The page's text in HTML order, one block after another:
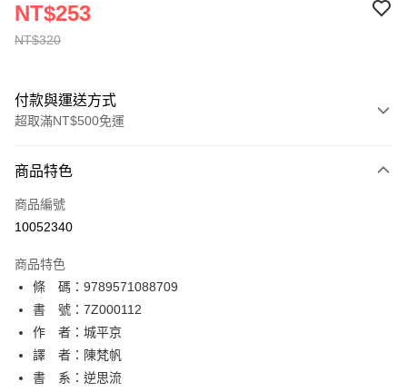
NT$320
NT$253
付款與運送方式
超取滿NT$500免運
信用卡一次付款
超商取貨付款
相關說明
【關於「AFTEE先享後付」】
AFTEE先享後付是「在收到商品之後才付款」的支付方式。 讓您購物簡單
便利好安心！
１．簡單：不需註冊會員、不需綁卡、不需儲值。
２．便利：只要手機號碼，簡訊認證，即可結帳。
３．安心：先確認商品／服務後，再付款。
ATM付款
運送方式
全家取貨付款
商品特色
商品編號
10052340
商品特色
條 碼：9789571088709
書 號：7Z000112
作 者：城平京
譯 者：陳梵帆
書 系：逆思流